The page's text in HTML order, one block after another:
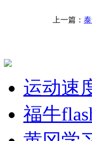
上一篇：
运动速
福牛